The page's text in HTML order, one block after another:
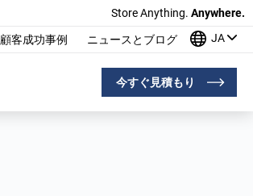
Store Anything. Anywhere.
顧客成功事例 ニュースとブログ JA
今すぐ見積もり